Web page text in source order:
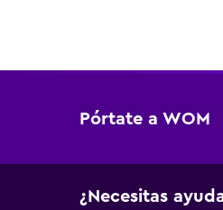
Pórtate a WOM
¿Necesitas